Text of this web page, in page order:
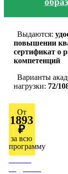
Выдаются:
повышении
сертификат о
компетенций
Варианты
нагрузки: 72/
От
1893
₽
за всю
программу